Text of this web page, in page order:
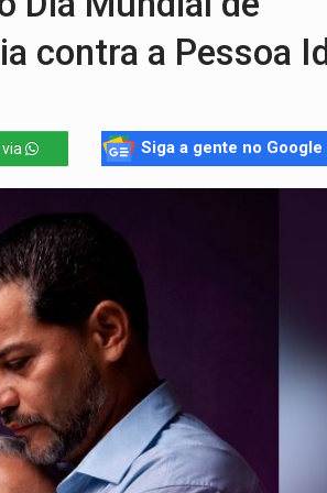
carro que era rebocado para oficina no
do bar da Marleide
urânio, mas produz pouco e importa
contra a Pessoa
Siga a gente no Google